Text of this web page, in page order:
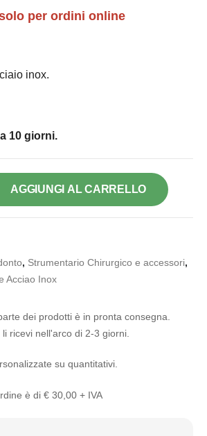
per ordini online
inox.
10 giorni.
AGGIUNGI AL CARRELLO
, Strumentario Chirurgico e accessori,
Acciao Inox
dei prodotti è in pronta consegna.
ricevi nell'arco di 2-3 giorni.
su quantitativi.
è di € 30,00 + IVA